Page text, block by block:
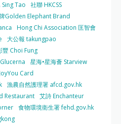
Sing Tao
社聯 HKCSS
Golden Elephant Brand
Hong Chi Association 匡智會
大公報 takungpao
豐 Choi Fung
星海•星海薈 Starview
Card
漁農自然護理署 afcd.gov.hk
Restaurant 艾詩 Enchanteur
食物環境衛生署 fehd.gov.hk